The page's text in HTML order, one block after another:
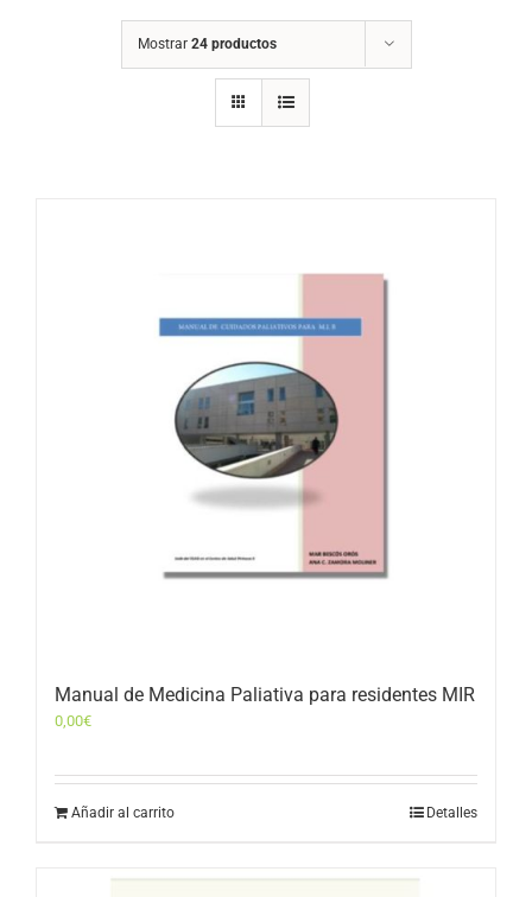
Mostrar 24 productos
Manual de Medicina Paliativa para residentes MIR
0,00€
Añadir al carrito Detalles